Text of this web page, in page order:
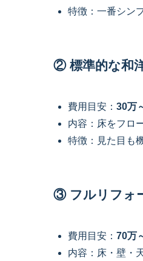
特徴：一番シン
② 標準的な和
費用目安： 30万
内容：床をフロ
特徴：見た目も
③ フルリフォ
費用目安： 70万
内容：床・壁・